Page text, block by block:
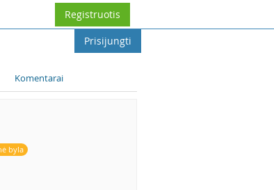
Registruotis
Prisijungti
Komentarai
byla